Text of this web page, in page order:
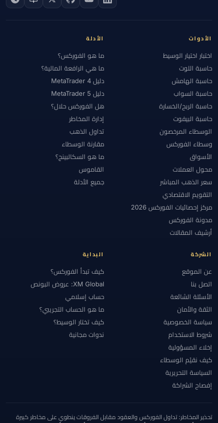
الأدوات
اختبار اختيار الوسيط
حاسبة اللوت
حاسبة الهامش
حاسبة السواب
حاسبة الربح/الخسارة
حاسبة البيفوت
الوسطاء المرخصون
وسطاء الفوركس
الأسواق
محول العملات
سعر الذهب المباشر
التقويم الاقتصادي
مركز إحصائيات الفوركس 2026
مدونة الفوركس
أرشيف المقالات
الأدلة
ما هو الفوركس؟
ما هي الرافعة المالية؟
دليل MetaTrader 4
دليل MetaTrader 5
هل الفوركس حلال؟
إدارة المخاطر
تداول الذهب
مقارنة الوسطاء
ما هو السكالبينج؟
القاموس
جميع الأدلة
الشركة
عن الموقع
اتصل بنا
الأسئلة الشائعة
الثقة والأمان
سياسة الخصوصية
شروط الاستخدام
إخلاء المسؤولية
كيف نقيّم الوسطاء
السياسة التحريرية
إفصاح الشراكة
البداية
كيف تبدأ الفوركس؟
XM Global: عروض البونص
حساب إسلامي
ما هو الحساب التجريبي؟
كيف تختار الوسيط؟
ندوات مجانية
تحذير المخاطر: تداول الفوركس والعقود مقابل الفروقات ينطوي على مخاطر كبيرة